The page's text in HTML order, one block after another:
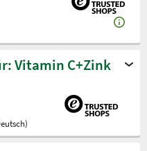
Vitamin C+Zink